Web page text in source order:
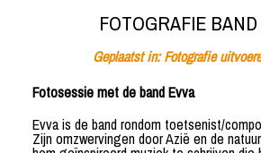
FOTOGRAFIE
Geplaatst in:Fotografie
Fotosessie met de band Evva
Evva is de band rondom toetsenist/
Zijn omzwervingen door Azië en de